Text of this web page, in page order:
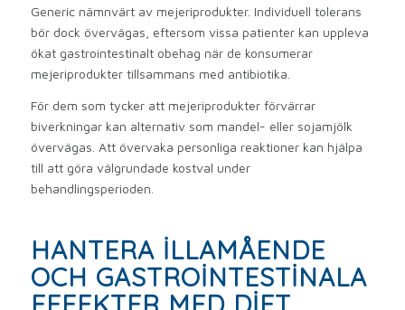
Generic nämnvärt av mejeriprodukter. Individuell tolerans
bör dock övervägas, eftersom vissa patienter kan uppleva
ökat gastrointestinalt obehag när de konsumerar
mejeriprodukter tillsammans med antibiotika.
För dem som tycker att mejeriprodukter förvärrar
biverkningar kan alternativ som mandel- eller sojamjölk
övervägas. Att övervaka personliga reaktioner kan hjälpa
till att göra välgrundade kostval under
behandlingsperioden.
HANTERA ILLAMÅENDE
OCH GASTROINTESTINALA